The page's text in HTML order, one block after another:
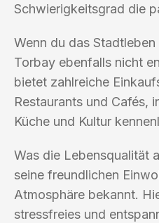
Schwierigkeitsgrad die
Wenn du das
Torbay ebenfalls nicht
bietet zahlreiche
Restaurants und Cafés,
Küche und Kultur
Was die Lebensqualität
seine freundlichen
Atmosphäre bekannt.
stressfreies und